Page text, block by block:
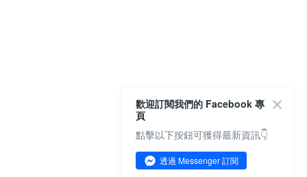
歡迎訂閱我們的 Facebook 專
頁
點擊以下按鈕可獲得最新資訊👇
透過 Messenger 訂閱